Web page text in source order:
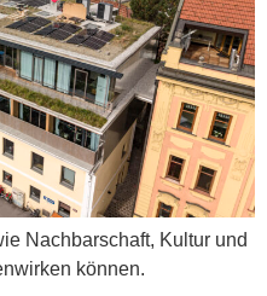
Nachbarschaft, Kultur und
können.